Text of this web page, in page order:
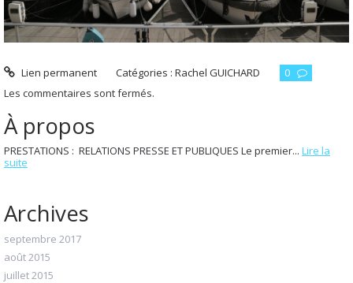
À propos
PRESTATIONS : RELATIONS PRESSE ET PUBLIQUES Le premier... Lire la
suite
Archives
septembre 2017
août 2015
juillet 2015
Lien permanent Catégories :Rachel GUICHARD
0
Les commentaires sont fermés.